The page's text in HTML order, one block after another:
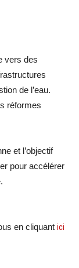
vers des
de l’eau.
réformes
et l’objectif
pour accélérer
en cliquant ici